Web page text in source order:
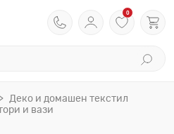
0
Деко и домашен текстил
и вази